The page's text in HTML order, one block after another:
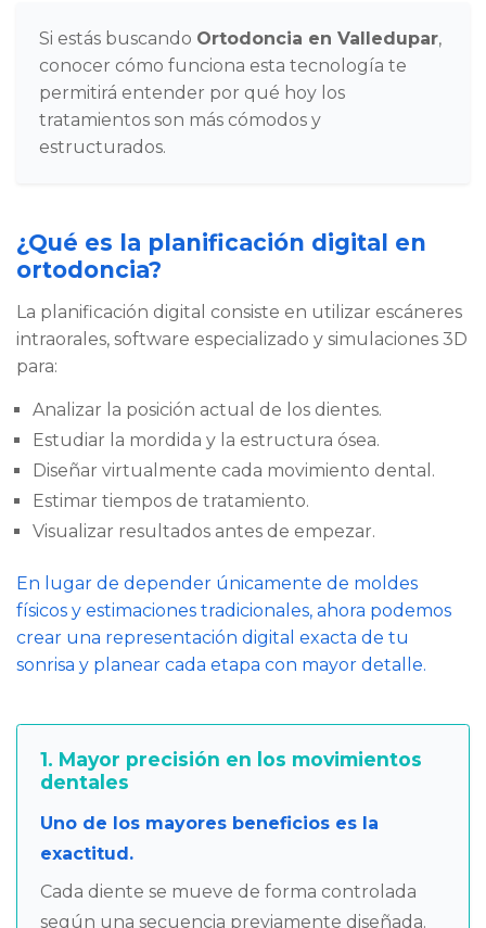
Si estás buscando Ortodoncia en Valledupar,
conocer cómo funciona esta tecnología te
permitirá entender por qué hoy los
tratamientos son más cómodos y
estructurados.
¿Qué es la planificación digital en
ortodoncia?
La planificación digital consiste en utilizar escáneres
intraorales, software especializado y simulaciones 3D
para:
Analizar la posición actual de los dientes.
Estudiar la mordida y la estructura ósea.
Diseñar virtualmente cada movimiento dental.
Estimar tiempos de tratamiento.
Visualizar resultados antes de empezar.
En lugar de depender únicamente de moldes
físicos y estimaciones tradicionales, ahora podemos
crear una representación digital exacta de tu
sonrisa y planear cada etapa con mayor detalle.
1. Mayor precisión en los movimientos
dentales
Uno de los mayores beneficios es la
exactitud.
Cada diente se mueve de forma controlada
según una secuencia previamente diseñada.